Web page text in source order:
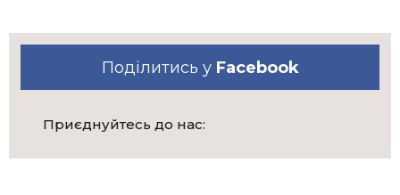
Поділитись у Facebook
Приєднуйтесь до нас: